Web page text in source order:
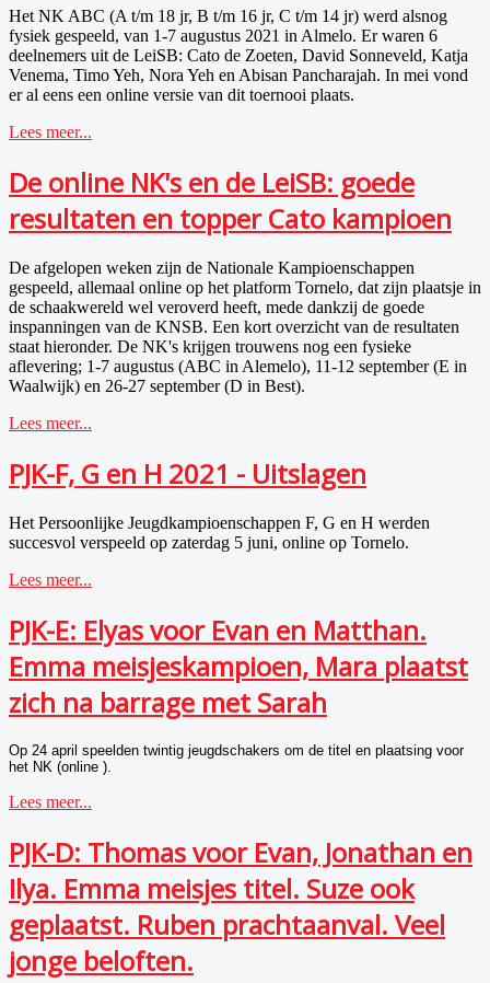
Het NK ABC (A t/m 18 jr, B t/m 16 jr, C t/m 14 jr) werd alsnog
fysiek gespeeld, van 1-7 augustus 2021 in Almelo. Er waren 6
deelnemers uit de LeiSB: Cato de Zoeten, David Sonneveld, Katja
Venema, Timo Yeh, Nora Yeh en Abisan Pancharajah. In mei vond
er al eens een online versie van dit toernooi plaats.
Lees meer...
De online NK's en de LeiSB: goede
resultaten en topper Cato kampioen
De afgelopen weken zijn de Nationale Kampioenschappen
gespeeld, allemaal online op het platform Tornelo, dat zijn plaatsje in
de schaakwereld wel veroverd heeft, mede dankzij de goede
inspanningen van de KNSB. Een kort overzicht van de resultaten
staat hieronder. De NK's krijgen trouwens nog een fysieke
aflevering; 1-7 augustus (ABC in Alemelo), 11-12 september (E in
Waalwijk) en 26-27 september (D in Best).
Lees meer...
PJK-F, G en H 2021 - Uitslagen
Het Persoonlijke Jeugdkampioenschappen F, G en H werden
succesvol verspeeld op zaterdag 5 juni, online op Tornelo.
Lees meer...
PJK-E: Elyas voor Evan en Matthan.
Emma meisjeskampioen, Mara plaatst
zich na barrage met Sarah
Op 24 april speelden twintig jeugdschakers om de titel en plaatsing voor
het NK (online ).
Lees meer...
PJK-D: Thomas voor Evan, Jonathan en
Ilya. Emma meisjes titel. Suze ook
geplaatst. Ruben prachtaanval. Veel
jonge beloften.